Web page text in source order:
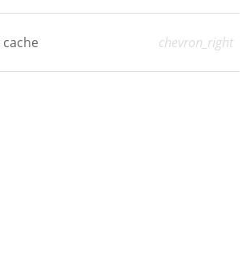
chevron_right